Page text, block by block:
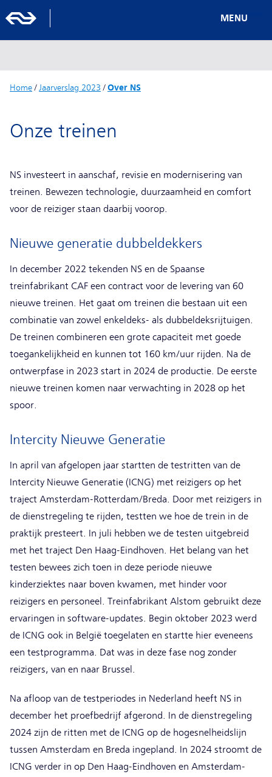
MENU
Home/ Jaarverslag 2023 /Over NS
Onze treinen
NS investeert in aanschaf, revisie en modernisering van
treinen. Bewezen technologie, duurzaamheid en comfort
voor de reiziger staan daarbij voorop.
Nieuwe generatie dubbeldekkers
In december 2022 tekenden NS en de Spaanse
treinfabrikant CAF een contract voor de levering van 60
nieuwe treinen. Het gaat om treinen die bestaan uit een
combinatie van zowel enkeldeks- als dubbeldeksrijtuigen.
De treinen combineren een grote capaciteit met goede
toegankelijkheid en kunnen tot 160 km/uur rijden. Na de
ontwerpfase in 2023 start in 2024 de productie. De eerste
nieuwe treinen komen naar verwachting in 2028 op het
spoor.
Intercity Nieuwe Generatie
In april van afgelopen jaar startten de testritten van de
Intercity Nieuwe Generatie (ICNG) met reizigers op het
traject Amsterdam-Rotterdam/Breda. Door met reizigers in
de dienstregeling te rijden, testten we hoe de trein in de
praktijk presteert. In juli hebben we de testen uitgebreid
met het traject Den Haag-Eindhoven. Het belang van het
testen bewees zich toen in deze periode nieuwe
kinderziektes naar boven kwamen, met hinder voor
reizigers en personeel. Treinfabrikant Alstom gebruikt deze
ervaringen in software-updates. Begin oktober 2023 werd
de ICNG ook in België toegelaten en startte hier eveneens
een testprogramma. Dat was in deze fase nog zonder
reizigers, van en naar Brussel.
Na afloop van de testperiodes in Nederland heeft NS in
december het proefbedrijf afgerond. In de dienstregeling
2024 zijn de ritten met de ICNG op de hogesnelheidslijn
tussen Amsterdam en Breda ingepland. In 2024 stroomt de
ICNG verder in op Den Haag-Eindhoven en Amsterdam-